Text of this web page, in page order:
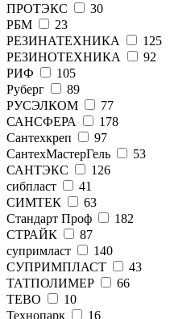
ПРОТЭКС
30
РБМ
23
РЕЗИНАТЕХНИКА
125
РЕЗИНОТЕХНИКА
92
РИФ
105
Руберг
89
РУСЭЛКОМ
77
САНСФЕРА
178
Сантехкреп
97
СантехМастерГель
53
САНТЭКС
126
сибпласт
41
СИМТЕК
63
Стандарт Проф
182
СТРАЙК
87
супримласт
140
СУПРИМПЛАСТ
43
ТАТПОЛИМЕР
66
ТЕВО
10
Технопарк
16